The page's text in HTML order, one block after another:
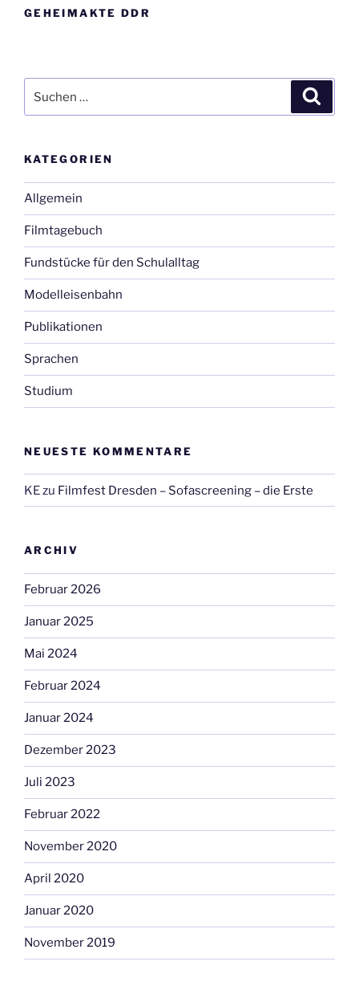
GEHEIMAKTE DDR
nach:
KATEGORIEN
Allgemein
Filmtagebuch
Fundstücke für den Schulalltag
Modelleisenbahn
Publikationen
Sprachen
Studium
NEUESTE KOMMENTARE
KEzu Filmfest Dresden – Sofascreening – die Erste
ARCHIV
Februar 2026
Januar 2025
Mai 2024
Februar 2024
Januar 2024
Dezember 2023
Juli 2023
Februar 2022
November 2020
April 2020
Januar 2020
November 2019